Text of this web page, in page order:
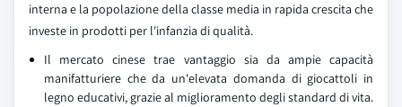
interna e la popolazione della classe media in rapida crescita che
investe in prodotti per l'infanzia di qualità.
Il mercato cinese trae vantaggio sia da ampie capacità
manifatturiere che da un'elevata domanda di giocattoli in
legno educativi, grazie al miglioramento degli standard di vita.